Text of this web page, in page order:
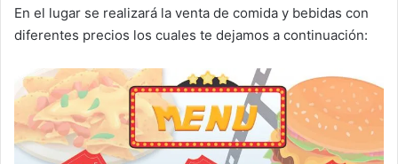
En el lugar se realizará la venta de comida y bebidas con
diferentes precios los cuales te dejamos a continuación: